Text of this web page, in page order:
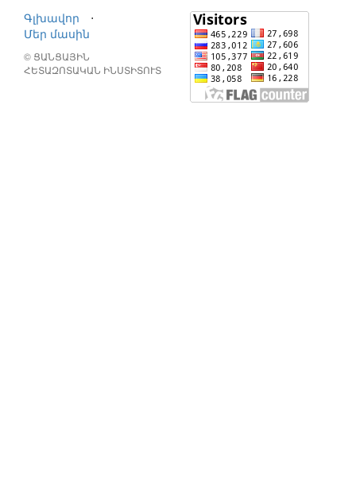
Գլխավոր
⋅
Մեր մասին
© ՑԱՆՑԱՅԻՆ
ՀԵՏԱԶՈՏԱԿԱՆ ԻՆՍՏԻՏՈՒՏ